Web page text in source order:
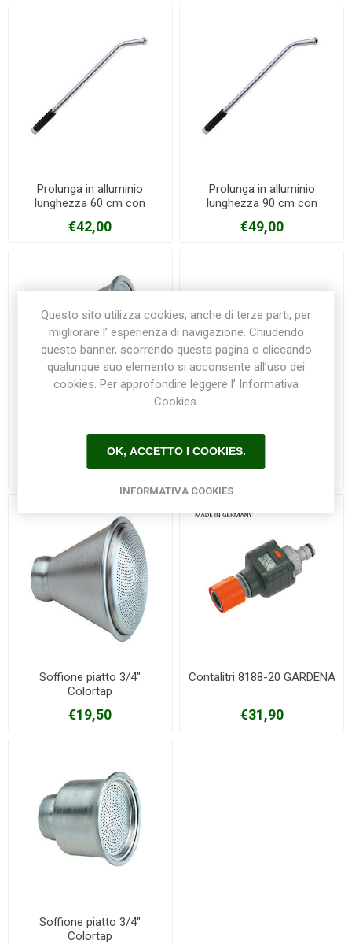
Prolunga in alluminio
lunghezza 60 cm con
€42,00
Prolunga in alluminio
lunghezza 90 cm con
€49,00
Soffione bombato 3/4"
Colortap
€19,00
Soffione grandi estensioni
3/4" Colortap
€39,50
Soffione piatto 3/4"
Colortap
€19,50
Contalitri 8188-20 GARDENA
€31,90
Soffione piatto 3/4"
Colortap
Questo sito utilizza cookies, anche di terze parti, per
migliorare l’ esperienza di navigazione. Chiudendo
questo banner, scorrendo questa pagina o cliccando
qualunque suo elemento si acconsente all’uso dei
cookies. Per approfondire leggere l’ Informativa
Cookies.
OK, ACCETTO I COOKIES.
INFORMATIVA COOKIES